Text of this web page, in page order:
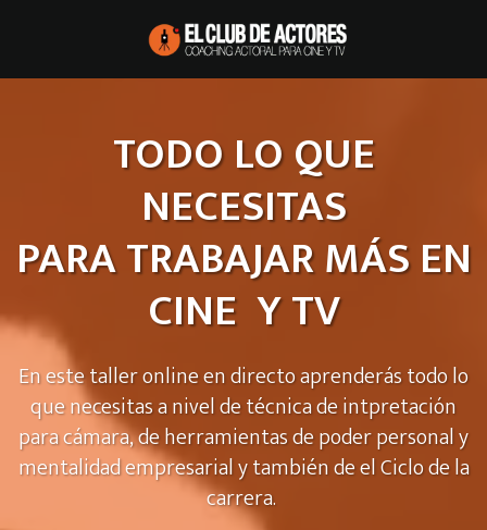
TODO LO QUE
NECESITAS
PARA TRABAJAR MÁS EN
CINE Y TV
En este taller online en directo aprenderás todo lo
que necesitas a nivel de técnica de intpretación
para cámara, de herramientas de poder personal y
mentalidad empresarial y también de el Ciclo de la
carrera.